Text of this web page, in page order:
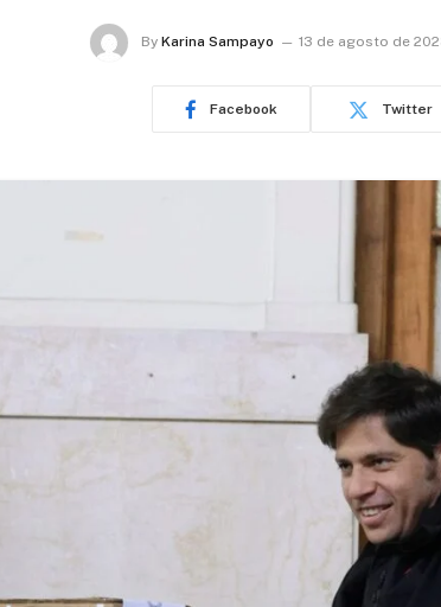
By Karina Sampayo 13 de agosto de
Facebook Twitter